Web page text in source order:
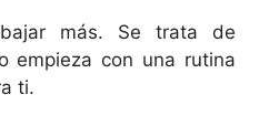
más. Se trata de
empieza con una rutina
ti.